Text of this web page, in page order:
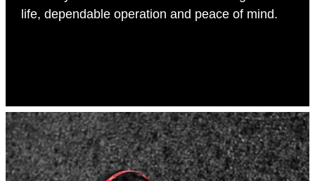
life, dependable operation and peace of mind.